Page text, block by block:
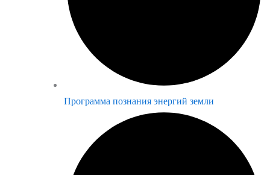
Программа познания энергий земли